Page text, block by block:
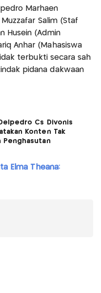
Marhaen
Salim (Staf
Husein (Admin
Anhar (Mahasiswa
terbukti secara sah
pidana dakwaan
Cs Divonis
Konten Tak
Penghasutan
Elma Theana: